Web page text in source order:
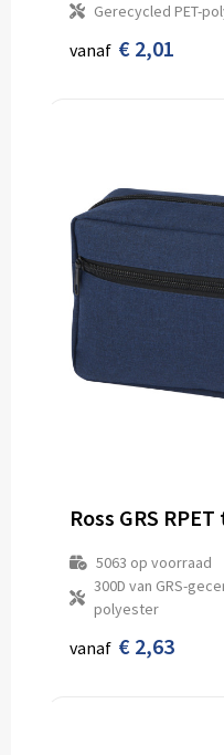
Gerecycled PET-
vanaf € 2,01
Ross GRS
5063 op voorraad
300D van GRS-
polyester
vanaf € 2,63